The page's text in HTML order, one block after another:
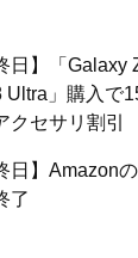
日】「
Ultra」購入で
クセサリ割引
日】Amazon
了